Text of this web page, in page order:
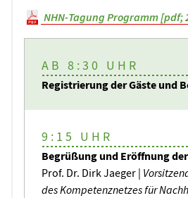
NHN-Tagung Programm [pdf;
AB 8:30 UHR
Registrierung der Gäste und
9:15 UHR
Begrüßung und Eröffnung
Prof. Dr. Dirk Jaeger |
des Kompetenznetzes für